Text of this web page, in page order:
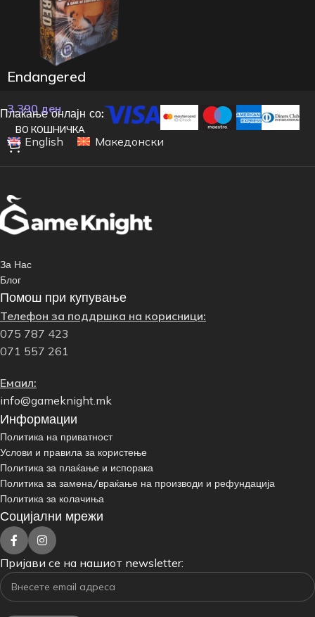
Endangered
3.390 ден
ВО КОШНИЧКА
Плаќање онлајн со:
English
Македонски
За Нас
Блог
Помош при купување
Телефон за поддршка на корисници:
075 787 423
071 557 261
Емаил:
info@gameknight.mk
Информации
Политика на приватност
Услови и правила за користење
Политика за плаќање и испорака
Политика за замена/враќање на производи и рефундација
Политика за колачиња
Социјални мрежи
Пријави се на нашиот newsletter: